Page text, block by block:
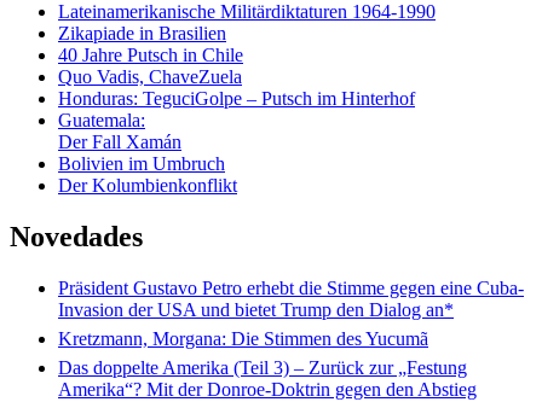
Lateinamerikanische Militärdiktaturen 1964-1990
Zikapiade in Brasilien
40 Jahre Putsch in Chile
Quo Vadis, ChaveZuela
Honduras: TeguciGolpe – Putsch im Hinterhof
Guatemala:
Der Fall Xamán
Bolivien im Umbruch
Der Kolumbienkonflikt
Novedades
Präsident Gustavo Petro erhebt die Stimme gegen eine Cuba-
Invasion der USA und bietet Trump den Dialog an*
Kretzmann, Morgana: Die Stimmen des Yucumã
Das doppelte Amerika (Teil 3) – Zurück zur „Festung
Amerika“? Mit der Donroe-Doktrin gegen den Abstieg